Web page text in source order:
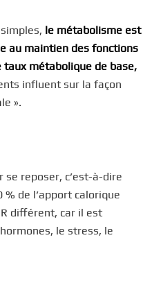
le métabolisme est
au maintien des fonctions
taux métabolique de base,
influent sur la façon
».
reposer, c’est-à-dire
de l’apport calorique
différent, car il est
le stress, le